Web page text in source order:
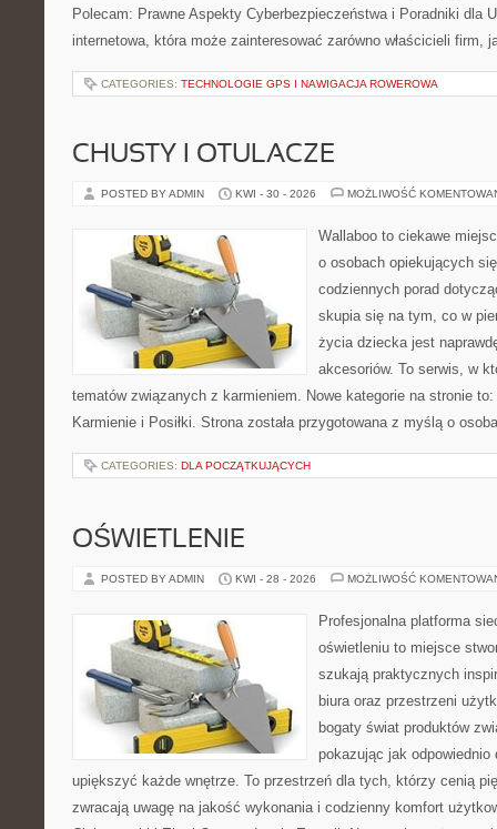
Polecam: Prawne Aspekty Cyberbezpieczeństwa i Poradniki dla
internetowa, która może zainteresować zarówno właścicieli firm,
CATEGORIES: TECHNOLOGIE GPS I NAWIGACJA ROWEROWA
CHUSTY I OTULACZE
POSTED BY ADMIN KWI - 30 - 2026 MOŻLIWOŚĆ
Wallaboo to ciekawe
o osobach opiekujących
codziennych porad
skupia się na tym, co w
życia dziecka jest
akcesoriów. To serwis, w
tematów związanych z karmieniem. Nowe kategorie na stronie
Karmienie i Posiłki. Strona została przygotowana z myślą o
CATEGORIES: DLA POCZĄTKUJĄCYCH
OŚWIETLENIE
POSTED BY ADMIN KWI - 28 - 2026 MOŻLIWOŚĆ
Profesjonalna platforma
oświetleniu to miejsce
szukają praktycznych
biura oraz przestrzeni
bogaty świat produktów
pokazując jak odpowiednio
upiększyć każde wnętrze. To przestrzeń dla tych, którzy cenią
zwracają uwagę na jakość wykonania i codzienny komfort